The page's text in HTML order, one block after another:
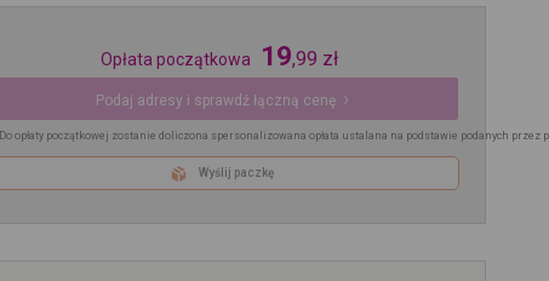
Opłata początkowa 19,99 zł
Podaj adresy i sprawdź łączną cenę
Do opłaty początkowej zostanie doliczona spersonalizowana opłata ustalana na podstawie podanych przez
Wyślij paczkę